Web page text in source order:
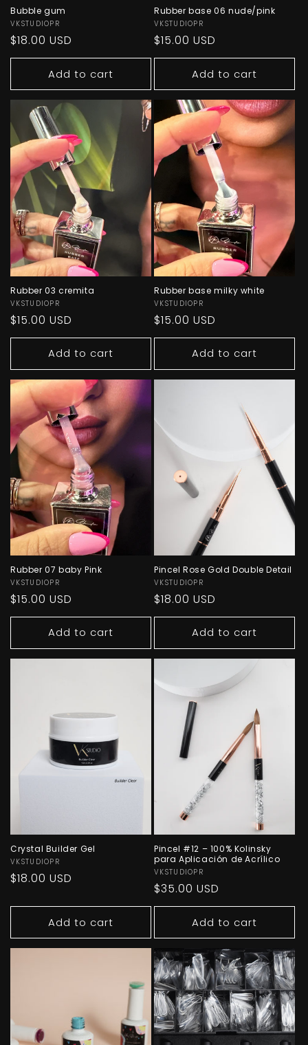
Bubble gum
Vendor:
VKSTUDIOPR
Regular
price
$18.00 USD
Add to cart
Rubber base 06 nude/pink
Vendor:
VKSTUDIOPR
Regular
price
$15.00 USD
Add to cart
Rubber 03 cremita
Vendor:
VKSTUDIOPR
Regular
price
$15.00 USD
Add to cart
Rubber base milky white
Vendor:
VKSTUDIOPR
Regular
price
$15.00 USD
Add to cart
Rubber 07 baby Pink
Vendor:
VKSTUDIOPR
Regular
price
$15.00 USD
Add to cart
Pincel Rose Gold Double Detail
Vendor:
VKSTUDIOPR
Regular
price
$18.00 USD
Add to cart
Crystal Builder Gel
Vendor:
VKSTUDIOPR
Regular
$18.00 USD
Add to cart
Pincel #12 – 100% Kolinsky
para Aplicación de Acrílico
Vendor:
VKSTUDIOPR
Regular
price
$35.00 USD
Add to cart